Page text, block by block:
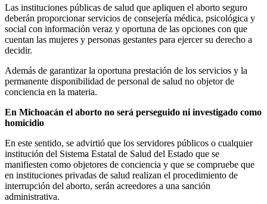
Las instituciones públicas de salud que apliquen el aborto seguro
deberán proporcionar servicios de consejería médica, psicológica y
social con información veraz y oportuna de las opciones con que
cuentan las mujeres y personas gestantes para ejercer su derecho a
decidir.
Además de garantizar la oportuna prestación de los servicios y la
permanente disponibilidad de personal de salud no objetor de
conciencia en la materia.
En Michoacán el aborto no será perseguido ni investigado como
homicidio
En este sentido, se advirtió que los servidores públicos o cualquier
institución del Sistema Estatal de Salud del Estado que se
manifiesten como objetores de conciencia y que se compruebe que
en instituciones privadas de salud realizan el procedimiento de
interrupción del aborto, serán acreedores a una sanción
administrativa.